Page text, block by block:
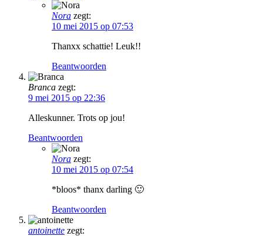
Nora zegt:
10 mei 2015 op 07:53
Thanxx schattie! Leuk!!
Beantwoorden
Branca zegt:
9 mei 2015 op 22:36
Alleskunner. Trots op jou!
Beantwoorden
Nora zegt:
10 mei 2015 op 07:54
*bloos* thanx darling 🙂
Beantwoorden
antoinette zegt: